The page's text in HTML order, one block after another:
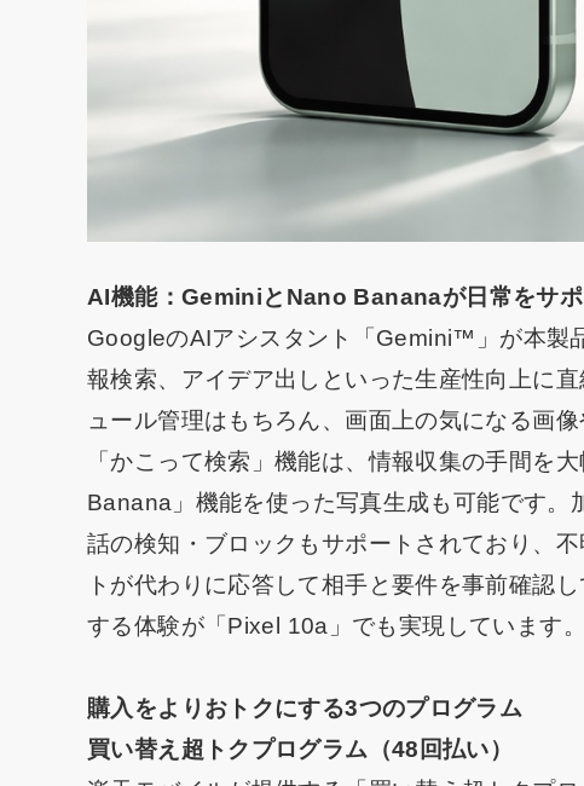
AI機能：GeminiとNano Bananaが日常をサポ
GoogleのAIアシスタント「Gemini™」が本製
報検索、アイデア出しといった生産性向上に
ュール管理はもちろん、画面上の気になる画
「かこって検索」機能は、情報収集の手間を
Banana」機能を使った写真生成も可能です
話の検知・ブロックもサポートされており、
トが代わりに応答して相手と要件を事前確認
する体験が「Pixel 10a」でも実現しています。
購入をよりおトクにする3つのプログラム
買い替え超トクプログラム（48回払い）